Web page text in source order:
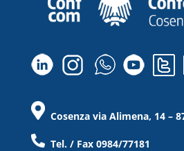
Cosenza via Alimena, 14 –
Tel. / Fax 0984/77181